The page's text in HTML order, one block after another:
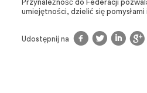
Przynależność do Federacji
umiejętności, dzielić się
Udostępnij na ftlg